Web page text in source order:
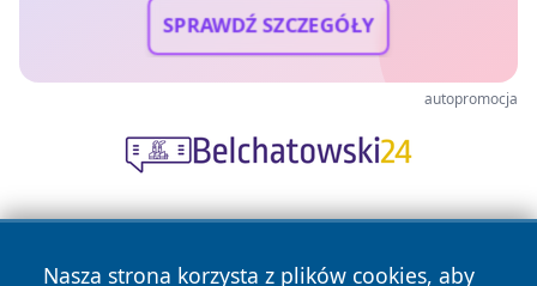
SPRAWDŹ SZCZEGÓŁY
autopromocja
Nasza strona korzysta z plików cookies, aby